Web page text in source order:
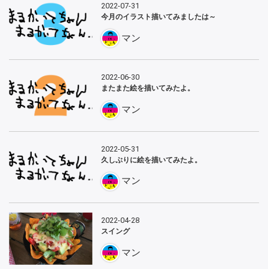
2022-07-31
今月のイラスト描いてみましたは～
マン
2022-06-30
またまた絵を描いてみたよ。
マン
2022-05-31
久しぶりに絵を描いてみたよ。
マン
2022-04-28
スイング
マン